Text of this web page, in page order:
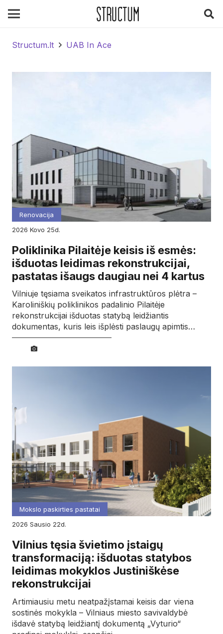
Structum.lt UAB In Ace
Renovacija
2026
kovo 25d.
Poliklinika Pilaitėje keisis iš esmės:
išduotas leidimas rekonstrukcijai,
pastatas išaugs daugiau nei 4 kartus
Vilniuje tęsiama sveikatos infrastruktūros plėtra –
Karoliniškių poliklinikos padalinio Pilaitėje
rekonstrukcijai išduotas statybą leidžiantis
dokumentas, kuris leis išplėsti paslaugų apimtis…
Mokslo paskirties pastatai
2026
sausio 22d.
Vilnius tęsia švietimo įstaigų
transformaciją: išduotas statybos
leidimas mokyklos Justiniškėse
rekonstrukcijai
Artimiausiu metu neatpažįstamai keisis dar viena
sostinės mokykla – Vilniaus miesto savivaldybė
išdavė statybą leidžiantį dokumentą „Vyturio“